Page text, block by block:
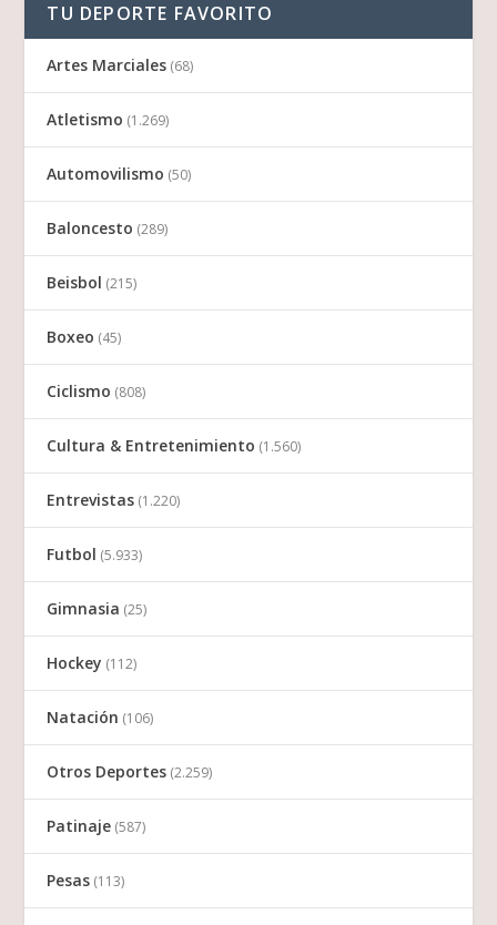
TU DEPORTE FAVORITO
Artes Marciales (68)
Atletismo (1.269)
Automovilismo (50)
Baloncesto (289)
Beisbol (215)
Boxeo (45)
Ciclismo (808)
Cultura & Entretenimiento (1.560)
Entrevistas (1.220)
Futbol (5.933)
Gimnasia (25)
Hockey (112)
Natación (106)
Otros Deportes (2.259)
Patinaje (587)
Pesas (113)